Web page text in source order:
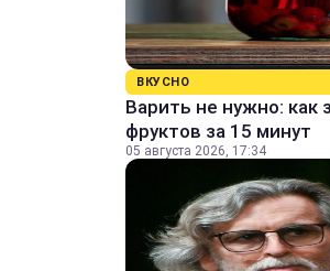
ВКУСНО
Варить не нужно:
фруктов за 15 минут
05 августа 2026, 17:34